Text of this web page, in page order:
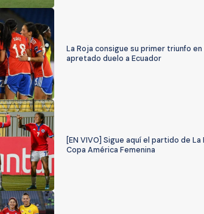
La Roja consigue su primer triunfo
apretado duelo a Ecuador
[EN VIVO] Sigue aquí el partido de
Copa América Femenina